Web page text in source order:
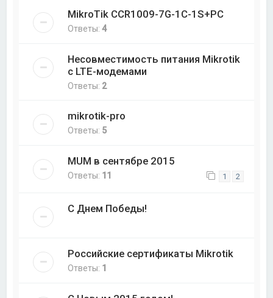
MikroTik CCR1009-7G-1C-1S+PC
Ответы:4
Несовместимость питания Mikrotik
с LTE-модемами
Ответы: 2
mikrotik-pro
Ответы: 5
MUM в сентябре 2015
Ответы: 11 1 2
С Днем Победы!
Российские сертификаты Mikrotik
Ответы: 1